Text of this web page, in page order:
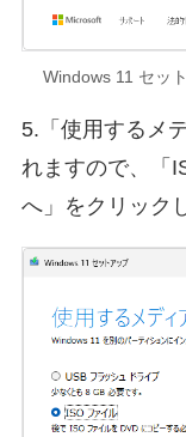
Windows 11 セッ
5.「使用するメ
れますので、「
へ」をクリック